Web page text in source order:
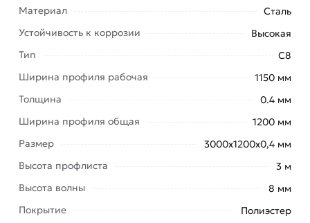
Профлист, в основном, применяют при:
установке ограждений и заборов; накрытии
крыш с углом наклона больше 200; облицовке
фасадов зданий; сборке сэндвич-панелей;
поверхностей в помещениях складского либо
производственного назначения.
Полимерное покрытие позволяет существенно
улучшить устойчивость к возникновению
коррозии под продолжительным воздействием
неблагоприятных факторов.
Материал
Сталь
Устойчивость к коррозии
Высокая
Тип
С8
Ширина профиля рабочая
1150 мм
Толщина
0.4 мм
Ширина профиля общая
1200 мм
Размер
3000х1200х0,4 мм
Высота профлиста
3 м
Высота волны
8 мм
Покрытие
Полиэстер